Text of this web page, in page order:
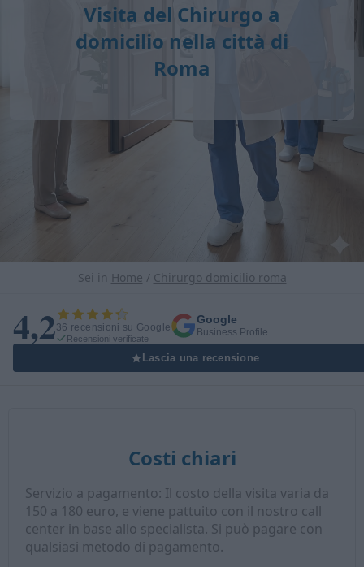
Visita del Chirurgo a
domicilio nella città di
Roma
Sei in Home / Chirurgo domicilio roma
4,236 recensioni su Google
Recensioni verificate
Google
Business Profile
Lascia una recensione
Costi chiari
Servizio a pagamento: Il costo della visita varia da
150 a 180 euro, e viene pattuito con il nostro call
center in base allo specialista. Si può pagare con
qualsiasi metodo di pagamento.